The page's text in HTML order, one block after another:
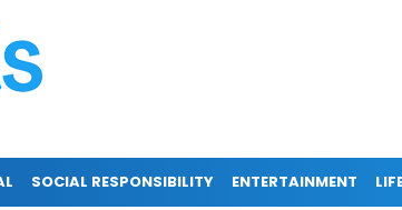
SOCIAL RESPONSIBILITY ENTERTAINMENT